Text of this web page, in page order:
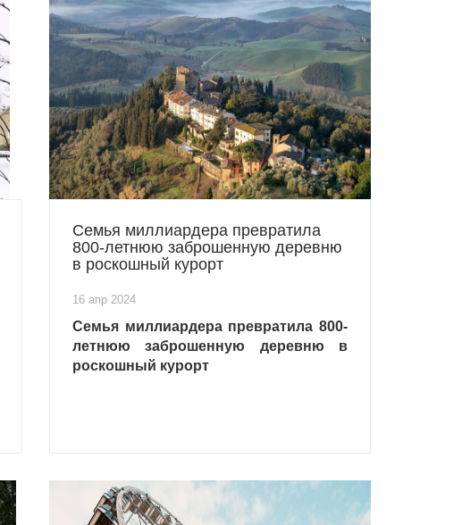
Семья миллиардера превратила
800-летнюю заброшенную деревню
в роскошный курорт
16 апр 2024
Семья миллиардера превратила 800-
летнюю заброшенную деревню в
роскошный курорт